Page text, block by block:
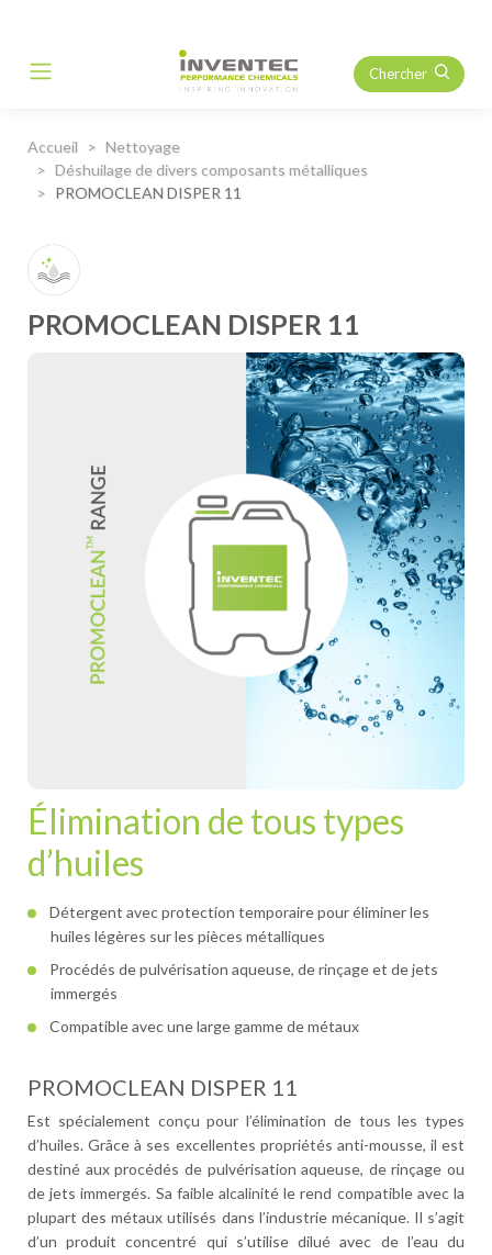
Main Navigation Chercher
Accueil
Nettoyage
Déshuilage de divers composants métalliques
PROMOCLEAN DISPER 11
PROMOCLEAN DISPER 11
Élimination de tous types
d’huiles
Détergent avec protection temporaire pour éliminer les
huiles légères sur les pièces métalliques
Procédés de pulvérisation aqueuse, de rinçage et de jets
immergés
Compatible avec une large gamme de métaux
PROMOCLEAN DISPER 11
Est spécialement conçu pour l’élimination de tous les types
d’huiles. Grâce à ses excellentes propriétés anti-mousse, il est
destiné aux procédés de pulvérisation aqueuse, de rinçage ou
de jets immergés. Sa faible alcalinité le rend compatible avec la
plupart des métaux utilisés dans l’industrie mécanique. Il s’agit
d’un produit concentré qui s’utilise dilué avec de l’eau du